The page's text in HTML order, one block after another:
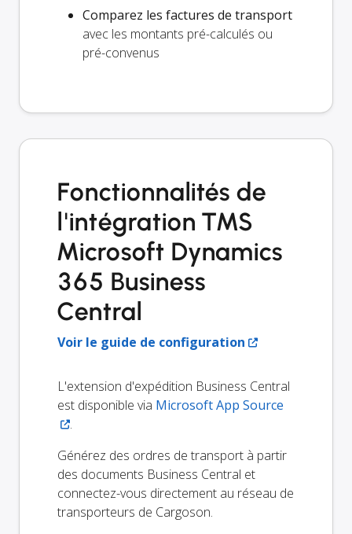
Comparez les factures de transport
avec les montants pré-calculés ou
pré-convenus
Fonctionnalités de
l'intégration TMS
Microsoft Dynamics
365 Business
Central
Voir le guide de configuration
L'extension d'expédition Business Central
est disponible via Microsoft App Source
.
Générez des ordres de transport à partir
des documents Business Central et
connectez-vous directement au réseau de
transporteurs de Cargoson.